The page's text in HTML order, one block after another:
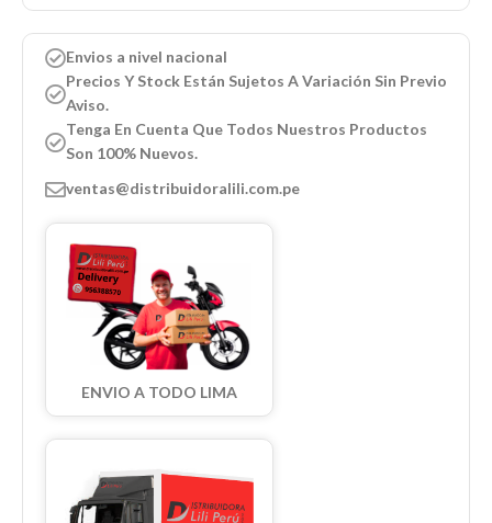
Envios a nivel nacional
Precios Y Stock Están Sujetos A Variación Sin Previo
Aviso.
Tenga En Cuenta Que Todos Nuestros Productos
Son 100% Nuevos.
ventas@distribuidoralili.com.pe
ENVIO A TODO LIMA